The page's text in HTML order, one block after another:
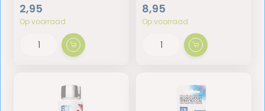
2,95
Op voorraad
8,95
Op voorraad